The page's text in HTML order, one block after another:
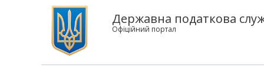
Державна податкова
Офіційний портал